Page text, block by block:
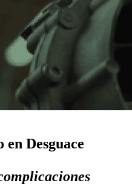
en Desguace